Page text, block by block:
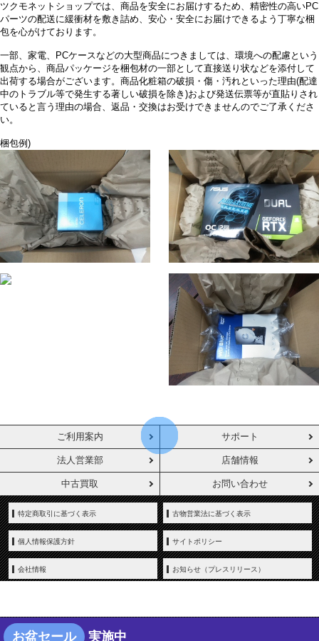
ツクモネットショップでは、商品を安全にお届けするため、精密性の高いPC
パーツの配送に緩衝材を敷き詰め、安心・安全にお届けできるよう丁寧な梱
包を心がけております。
一部、家電、PCケースなどの大型商品につきましては、環境への配慮という
観点から、商品パッケージを梱包材の一部として直接送り状などを添付して
出荷する場合がございます。商品化粧箱の破損・傷・汚れといった理由(配達
中のトラブル等で発生する著しい破損を除き)および発送伝票等が直貼りされ
ていると言う理由の場合、返品・交換はお受けできませんのでご了承くださ
い。
梱包例)
ご利用案内 サポート
法人営業部 店舗情報
中古買取 お問い合わせ
特定商取引に基づく表示 古物営業法に基づく表示
個人情報保護方針 サイトポリシー
会社情報 お知らせ（プレスリリース）
お盆セール 実施中